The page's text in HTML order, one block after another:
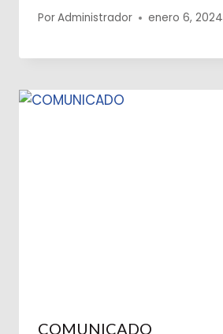
PorAdministrador enero 6, 2024
COMUNICADO